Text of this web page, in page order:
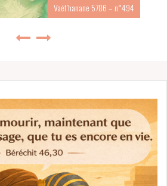
Vaét’hanane 5786 – n°494